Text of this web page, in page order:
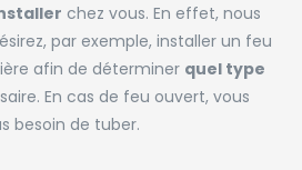
chez vous. En effet, nous
par exemple, installer un feu
afin de déterminer quel type
En cas de feu ouvert, vous
besoin de tuber.